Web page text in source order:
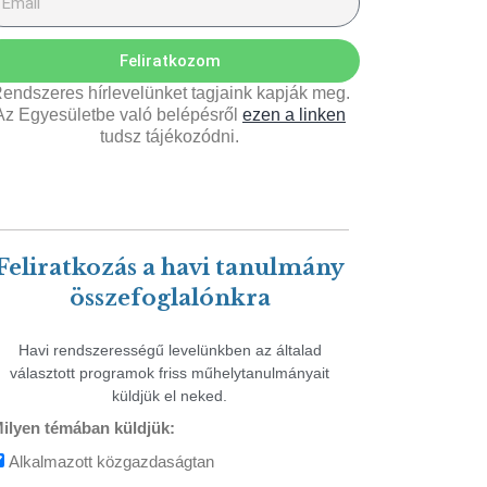
Feliratkozom
hírlevelünket tagjaink kapják meg.
Egyesületbe való belépésről ezen a linken
tudsz tájékozódni.
a havi tanulmány
összefoglalónkra
Havi rendszerességű levelünkben az általad
választott programok friss műhelytanulmányait
küldjük el neked.
témában küldjük:
Alkalmazott közgazdaságtan